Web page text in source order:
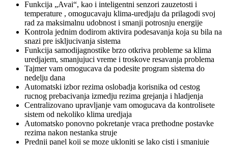
Funkcija „Avai“, kao i inteligentni senzori zauzetosti i
temperature , omogucavaju klima-uredjaju da prilagodi svoj
rad za maksimalnu udobnost i smanji potrosnju energije
Kontrola jednim dodirom aktivira podesavanja koja su bila na
snazi pre iskljucivanja sistema
Funkcija samodijagnostike brzo otkriva probleme sa klima
uredjajem, smanjujuci vreme i troskove resavanja problema
Tajmer vam omogucava da podesite program sistema do
nedelju dana
Automatski izbor rezima oslobadja korisnika od cestog
rucnog prebacivanja izmedju rezima grejanja i hladjenja
Centralizovano upravljanje vam omogucava da kontrolisete
sistem od nekoliko klima uredjaja
Automatsko ponovno pokretanje vraca prethodne postavke
rezima nakon nestanka struje
Prednji panel koji se moze ukloniti se lako cisti i smanjuje